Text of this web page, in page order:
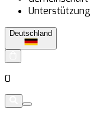
Unterstützung
Deutschland
0